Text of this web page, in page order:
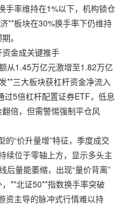
手率维持在1%以下，机构锁仓
**板块在30%换手率下仍维持
。
金成关键推手
从1.45万亿元激增至1.82万亿
**三大板块获杠杆资金净流入
5倍杠杆配置证券ETF， 低息
倍，但需警惕强制平仓风
“价升量增”特征，季度成交
续位于零轴上方，显示多头主
后量能萎缩，出现“量价背离”
**北证50**指数换手率突破
资主导的脉冲式行情难以持